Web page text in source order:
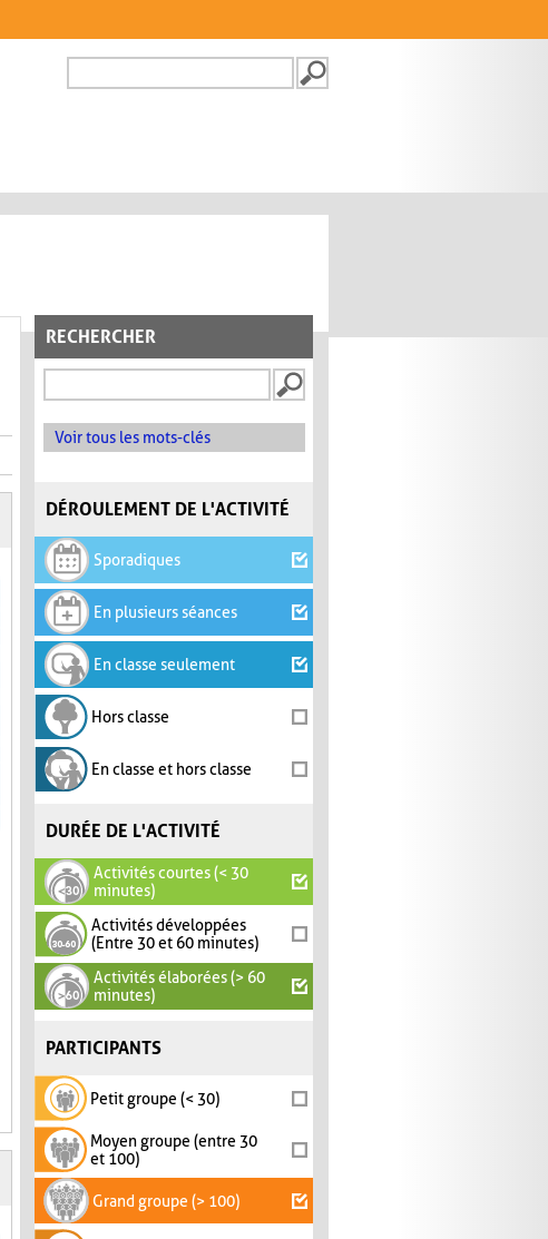
FORMULAIRE DE
RECHERCHER
Voir tous les mots-clés
DÉROULEMENT DE L'ACTIVITÉ
Sporadiques
En plusieurs séances
En classe seulement
Hors classe
En classe et hors classe
DURÉE DE L'ACTIVITÉ
Activités courtes (< 30
minutes)
Activités développées
(Entre 30 et 60 minutes)
Activités élaborées (> 60
minutes)
PARTICIPANTS
Petit groupe (< 30)
Moyen groupe (entre 30
et 100)
Grand groupe (> 100)